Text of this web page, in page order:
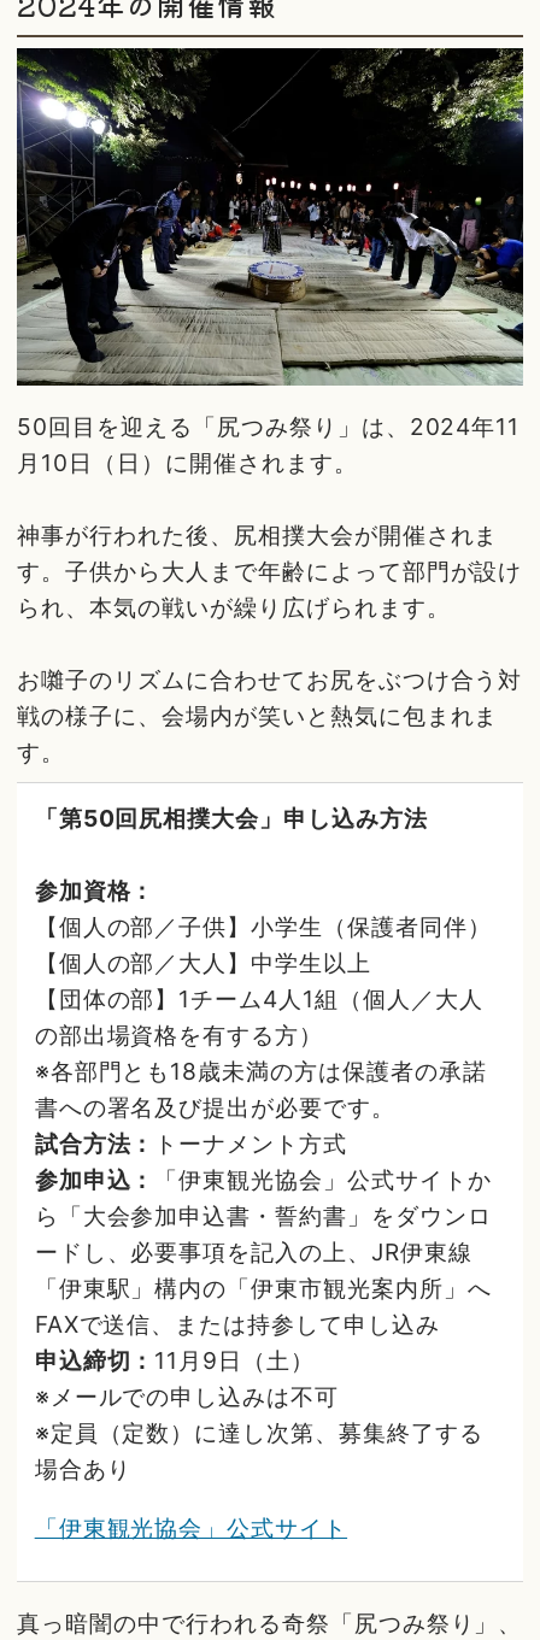
50回目を迎える「尻つみ祭り」は、2024年11
月10日（日）に開催されます。
神事が行われた後、尻相撲大会が開催されま
す。子供から大人まで年齢によって部門が設け
られ、本気の戦いが繰り広げられます。
お囃子のリズムに合わせてお尻をぶつけ合う対
戦の様子に、会場内が笑いと熱気に包まれま
す。
「第50回尻相撲大会」申し込み方法
参加資格：
【個人の部／子供】小学生（保護者同伴）
【個人の部／大人】中学生以上
【団体の部】1チーム4人1組（個人／大人
の部出場資格を有する方）
※各部門とも18歳未満の方は保護者の承諾
書への署名及び提出が必要です。
試合方法：
トーナメント方式
参加申込：
「伊東観光協会」公式サイトか
ら「大会参加申込書・誓約書」をダウンロ
ードし、必要事項を記入の上、JR伊東線
「伊東駅」構内の「伊東市観光案内所」へ
FAXで送信、または持参して申し込み
申込締切： 11月9日（土）
※メールでの申し込みは不可
※定員（定数）に達し次第、募集終了する
場合あり
「伊東観光協会」公式サイト
真っ暗闇の中で行われる奇祭「尻つみ祭り」、